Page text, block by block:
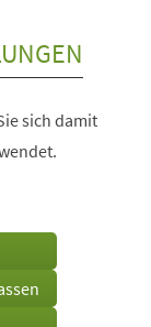
sich damit